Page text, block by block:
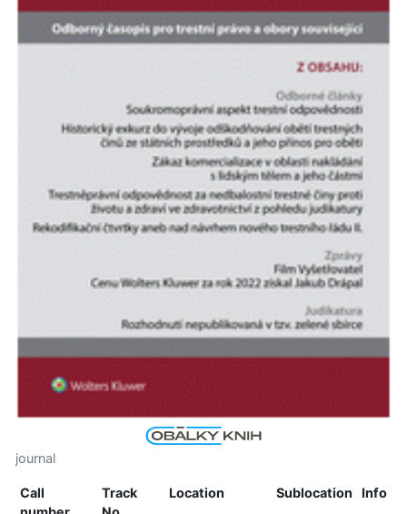
journal
Call
Track
Location Sublocation Info